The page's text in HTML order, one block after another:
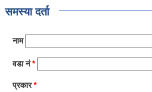
समस्या दर्ता
नाम
वडा नं*
प्रकार*